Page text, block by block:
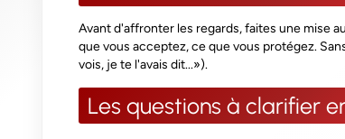
Avant d'affronter les regards, faites une mise
que vous acceptez, ce que vous protégez.
vois, je te l'avais dit...»).
Les questions à clarifier